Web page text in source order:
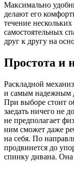
Максимально
делают его
течение
самостоятельных
друг к другу на
Простота и
Раскладной
и самым надежным
При выборе стоит
заедать ничего не
не предполагает
ним сможет даже
на себя. По
продвинется до
спинку дивана. Она